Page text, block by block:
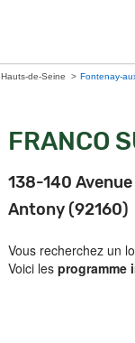
Hauts-de-Seine Fontenay-
FRANCO
138-140
Antony (92160)
Vous recherchez un
Voici les programme